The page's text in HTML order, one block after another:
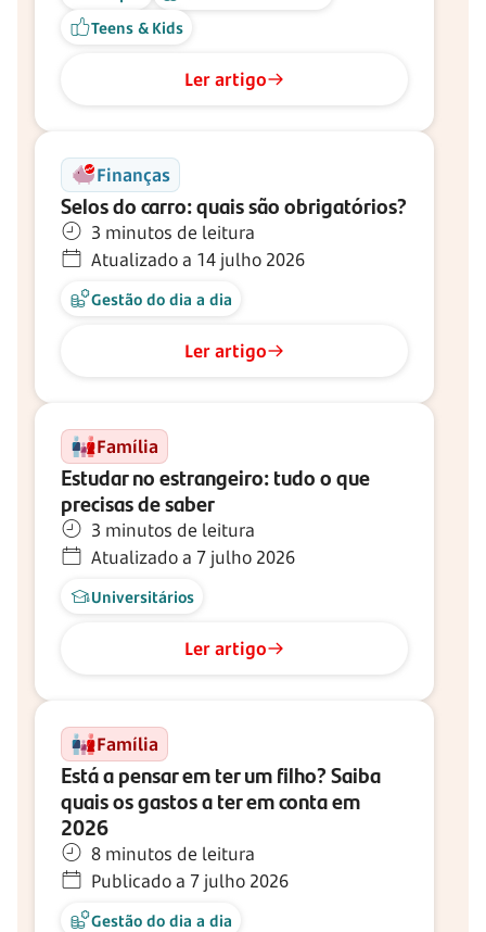
Teens & Kids
Ler artigo
Finanças
Selos do carro: quais são obrigatórios?
3 minutos de leitura
Atualizado a 14 julho 2026
Gestão do dia a dia
Ler artigo
Família
Estudar no estrangeiro: tudo o que
precisas de saber
3 minutos de leitura
Atualizado a 7 julho 2026
Universitários
Ler artigo
Família
Está a pensar em ter um filho? Saiba
quais os gastos a ter em conta em
2026
8 minutos de leitura
Publicado a 7 julho 2026
Gestão do dia a dia